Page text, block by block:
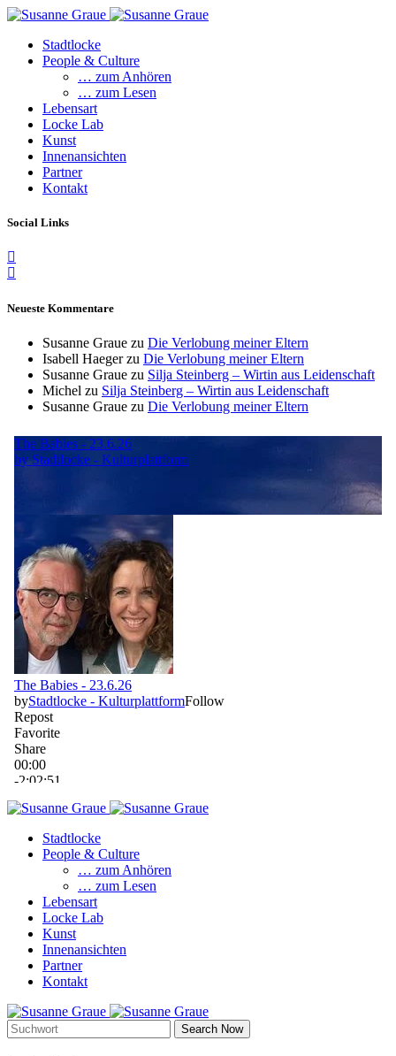
Stadtlocke
People & Culture
… zum Anhören
… zum Lesen
Lebensart
Locke Lab
Kunst
Innenansichten
Partner
Kontakt
Social Links
Neueste Kommentare
Susanne Graue zu Die Verlobung meiner Eltern
Isabell Haegerzu Die Verlobung meiner Eltern
Susanne Graue zu Silja Steinberg – Wirtin aus Leidenschaft
Michel zu Silja Steinberg – Wirtin aus Leidenschaft
Susanne Graue zu Die Verlobung meiner Eltern
Stadtlocke
People & Culture
… zum Anhören
… zum Lesen
Lebensart
Locke Lab
Kunst
Innenansichten
Partner
Kontakt
Search Now